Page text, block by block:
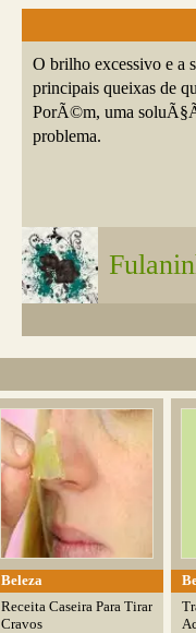
O brilho excessivo e a
principais queixas de
PorÃ©m, uma
problema.
Beleza
Receita Caseira Para Tirar
Cravos